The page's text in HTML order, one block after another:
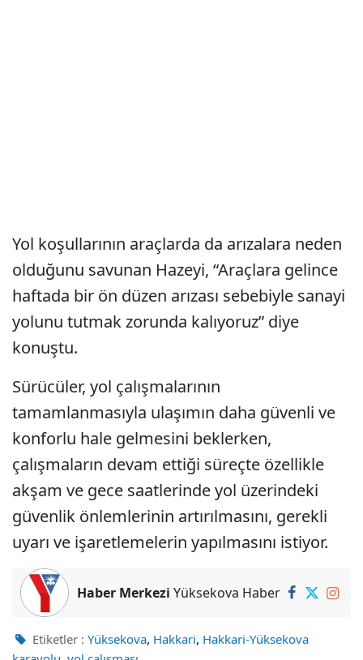
Yol koşullarının araçlarda da arızalara neden
olduğunu savunan Hazeyi, “Araçlara gelince
haftada bir ön düzen arızası sebebiyle sanayi
yolunu tutmak zorunda kalıyoruz” diye
konuştu.
Sürücüler, yol çalışmalarının
tamamlanmasıyla ulaşımın daha güvenli ve
konforlu hale gelmesini beklerken,
çalışmaların devam ettiği süreçte özellikle
akşam ve gece saatlerinde yol üzerindeki
güvenlik önlemlerinin artırılmasını, gerekli
uyarı ve işaretlemelerin yapılmasını istiyor.
Haber Merkezi Yüksekova Haber
Etiketler : Yüksekova, Hakkari, Hakkari-Yüksekova